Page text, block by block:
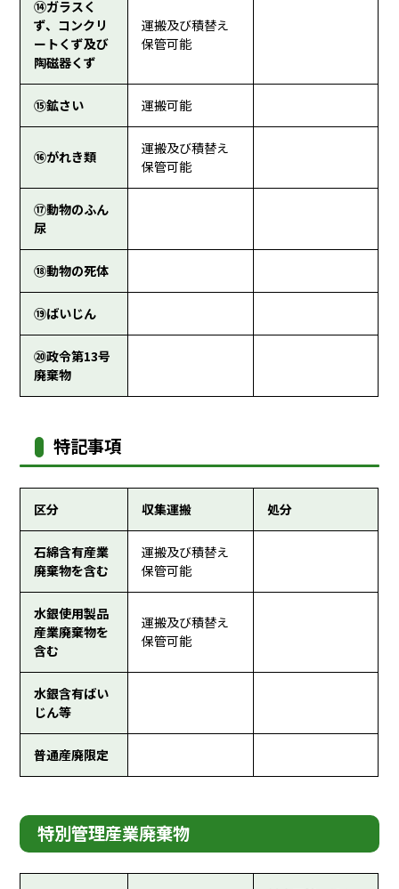
⑭ガラスく
ず、コンクリ
ートくず及び
陶磁器くず
運搬及び積替え
保管可能
⑮鉱さい 運搬可能
⑯がれき類
運搬及び積替え
保管可能
⑰動物のふん
尿
⑱動物の死体
⑲ばいじん
⑳政令第13号
廃棄物
特記事項
区分 収集運搬 処分
石綿含有産業
廃棄物を含む
運搬及び積替え
保管可能
水銀使用製品
産業廃棄物を
含む
運搬及び積替え
保管可能
水銀含有ばい
じん等
普通産廃限定
特別管理産業廃棄物